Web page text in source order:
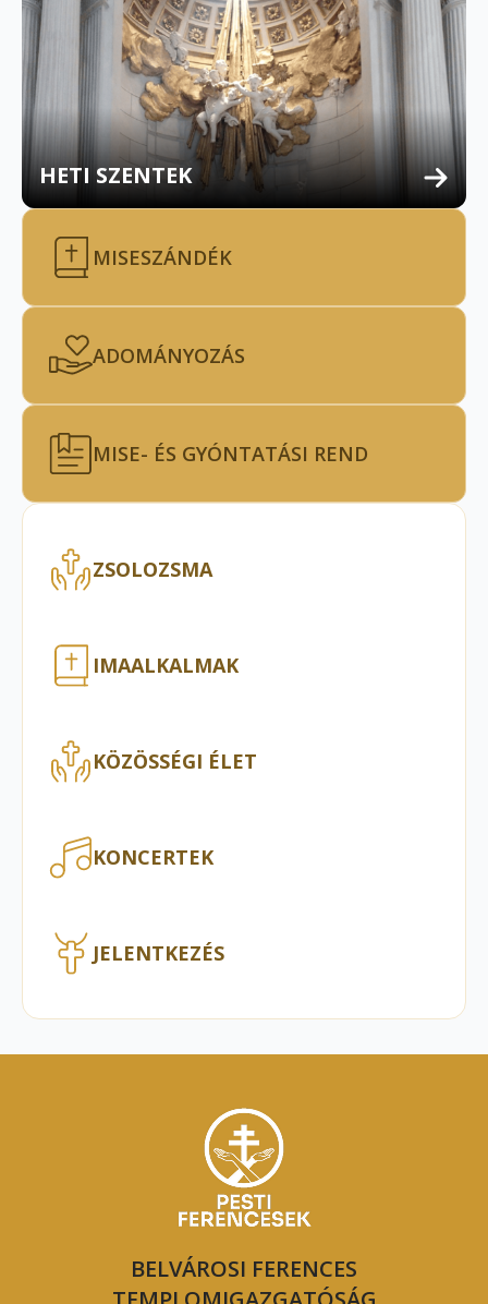
HETI SZENTEK
MISESZÁNDÉK
ADOMÁNYOZÁS
MISE- ÉS GYÓNTATÁSI REND
ZSOLOZSMA
IMAALKALMAK
KÖZÖSSÉGI ÉLET
KONCERTEK
JELENTKEZÉS
BELVÁROSI FERENCES